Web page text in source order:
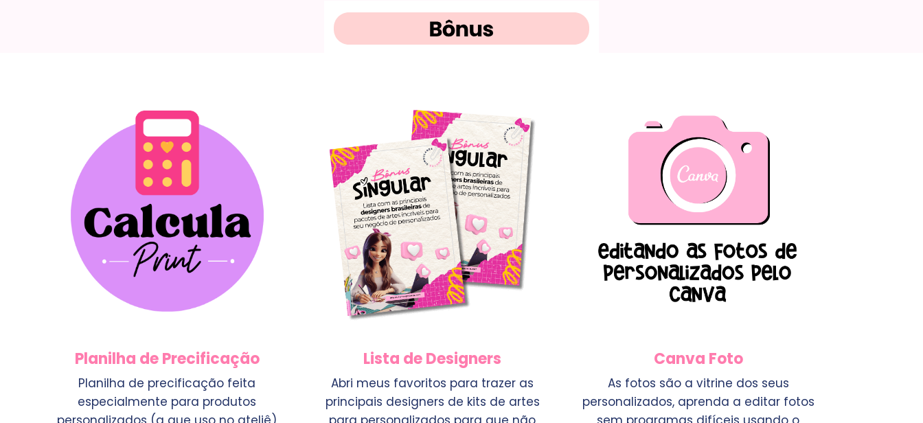
Planilha de Precificação
Planilha de precificação feita
especialmente para produtos
Lista de Designers
Abri meus favoritos para trazer as
principais designers de kits de artes
Canva Foto
As fotos são a vitrine dos seus
personalizados, aprenda a editar fotos